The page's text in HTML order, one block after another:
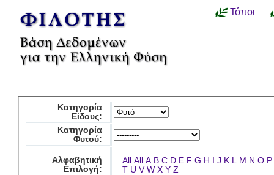
Τόποι
Κατηγορία
Είδους:
Κατηγορία
Φυτού:
Αλφαβητική
Επιλογή:
All All A B C D E F G H I J K L M N O P
T U V W X Y Z